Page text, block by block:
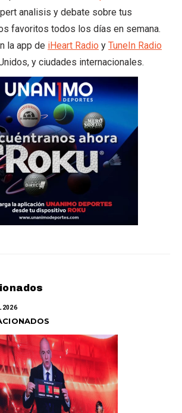
analisis y debate sobre tus
favoritos todos los días en semana.
la app de iHeart Radio y TuneIn Radio
y ciudades internacionales.
2026